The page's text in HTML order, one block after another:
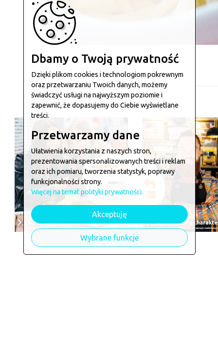
Dbamy o Twoją prywatność
Dzięki plikom cookies i technologiom pokrewnym
oraz przetwarzaniu Twoich danych, możemy
świadczyć usługi na najwyższym poziomie i
zapewnić, że dopasujemy do Ciebie wyświetlane
treści.
Przetwarzamy dane
Ułatwienia korzystania z naszych stron,
prezentowania spersonalizowanych treści i reklam
oraz ich pomiaru, tworzenia statystyk, poprawy
funkcjonalności strony.
Więcej na temat polityki prywatności.
Akceptuję
Wybrane funkcje